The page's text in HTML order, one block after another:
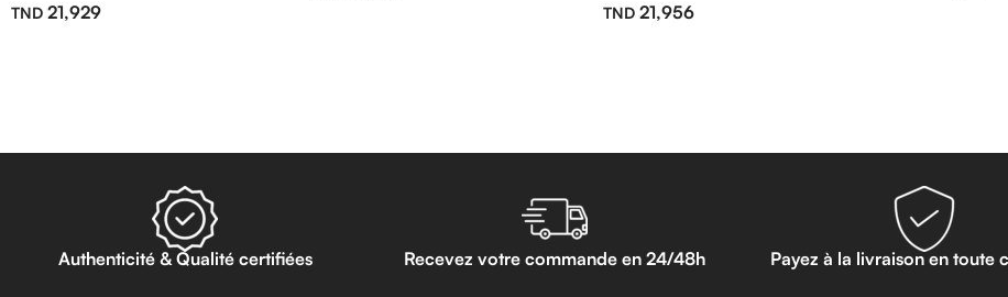
21,929 21,956
Authenticité & Qualité certifiées Recevez votre commande en 24/48h Payez à la livraison en toute